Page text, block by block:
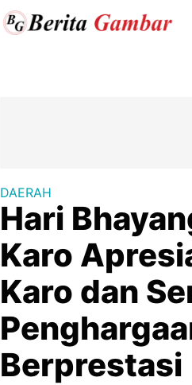
DAERAH
Hari
Karo
Karo dan
Berprestasi